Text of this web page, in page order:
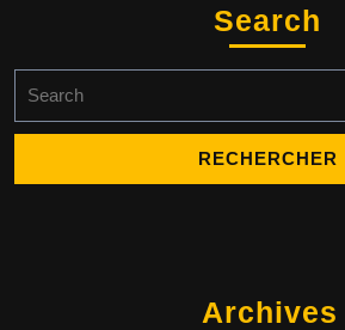
Search
for:
Archives